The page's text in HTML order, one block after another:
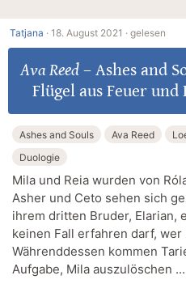
Tatjana · 18. August 2021 · gelesen
Ava Reed– Ashes and
Flügel aus Feuer
Ashes and Souls Ava Reed
Duologie
Mila und Reia wurden von
Asher und Ceto sehen sich
ihrem dritten Bruder, Elarian,
keinen Fall erfahren darf,
Währenddessen kommen
Aufgabe, Mila auszulöschen ...